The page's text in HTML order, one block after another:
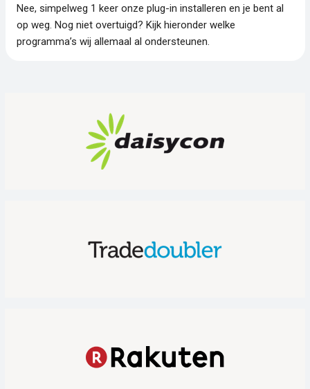
Nee, simpelweg 1 keer onze plug-in installeren en je bent al
op weg. Nog niet overtuigd? Kijk hieronder welke
programma’s wij allemaal al ondersteunen.